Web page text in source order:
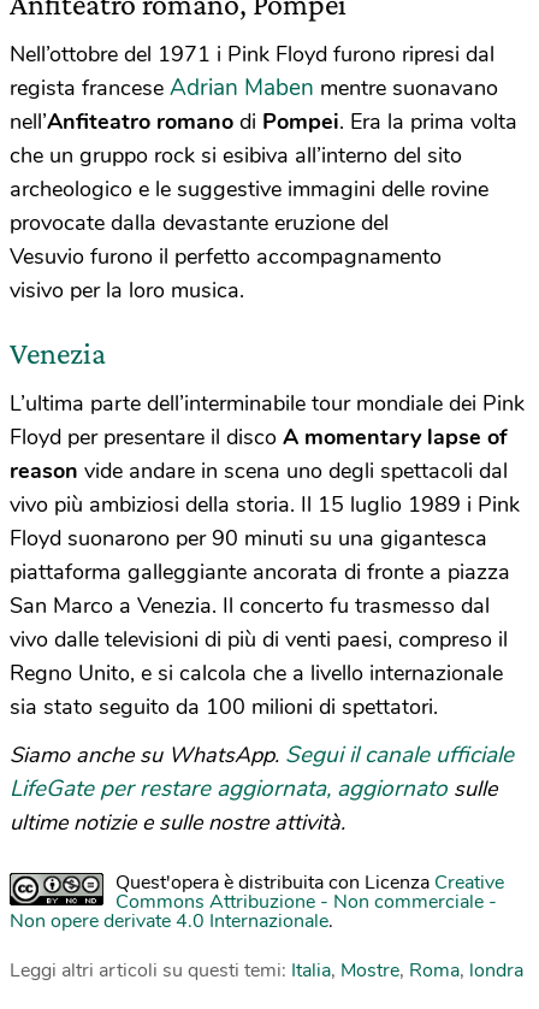
Nell’ottobre del 1971 i Pink Floyd furono ripresi dal
regista francese Adrian Maben mentre suonavano
nell’Anfiteatro romano di Pompei. Era la prima volta
che un gruppo rock si esibiva all’interno del sito
archeologico e le suggestive immagini delle rovine
provocate dalla devastante eruzione del
Vesuvio furono il perfetto accompagnamento
visivo per la loro musica.
Venezia
L’ultima parte dell’interminabile tour mondiale dei Pink
Floyd per presentare il disco A momentary lapse of
reason vide andare in scena uno degli spettacoli dal
vivo più ambiziosi della storia. Il 15 luglio 1989 i Pink
Floyd suonarono per 90 minuti su una gigantesca
piattaforma galleggiante ancorata di fronte a piazza
San Marco a Venezia. Il concerto fu trasmesso dal
vivo dalle televisioni di più di venti paesi, compreso il
Regno Unito, e si calcola che a livello internazionale
sia stato seguito da 100 milioni di spettatori.
Siamo anche su WhatsApp. Segui il canale ufficiale
LifeGate per restare aggiornata, aggiornato sulle
ultime notizie e sulle nostre attività.
Quest'opera è distribuita con Licenza Creative
Commons Attribuzione - Non commerciale -
Non opere derivate 4.0 Internazionale.
Leggi altri articoli su questi temi: Italia, Mostre, Roma, londra